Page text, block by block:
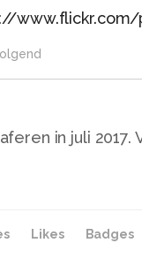
www.flickr.com/
in juli 2017.
Likes Badges